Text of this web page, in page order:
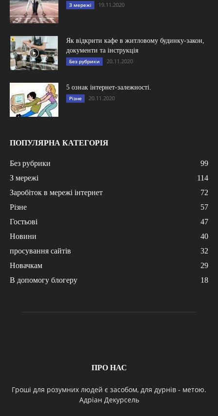
З мережі 19.11.2020
Як відкрити кафе в житловому будинку-закон,
документи та інструкція
Без рубрики 20.11.2020
5 ознак інтернет-залежності.
Різне 20.11.2020
ПОПУЛЯРНА КАТЕГОРІЯ
Без рубрики
99
З мережі
114
Заробіток в мережі інтернет
72
Різне
57
Гостьові
47
Новини
40
просування сайтів
32
Новачкам
29
В допомогу блогеру
18
ПРО НАС
Гроші для розумних людей є засобом, для дурнів - метою.
Адріан Декурсель